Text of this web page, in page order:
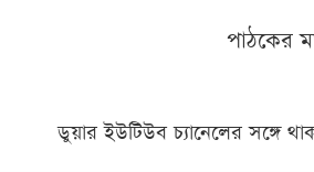
পাঠকের
ডুয়ার ইউটিউব চ্যানেলের সঙ্গে